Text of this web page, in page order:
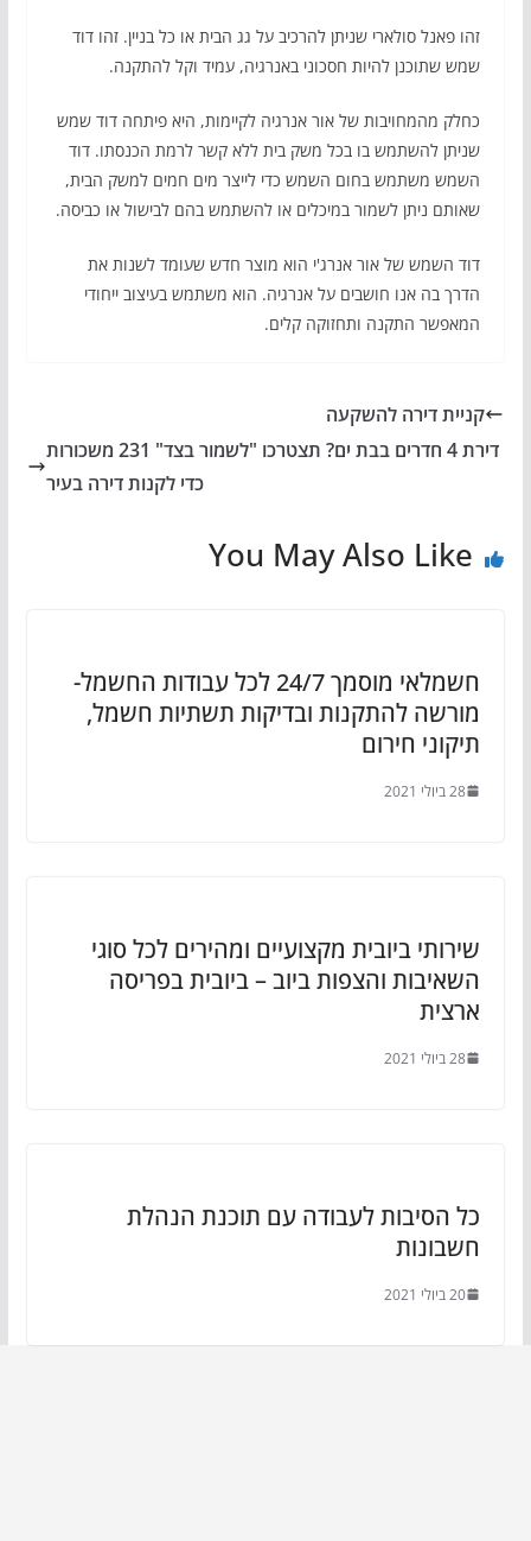
זהו פאנל סולארי שניתן להרכיב על גג הבית או כל בניין. זהו דוד
שמש שתוכנן להיות חסכוני באנרגיה, עמיד וקל להתקנה.
כחלק מהמחויבות של אור אנרגיה לקיימות, היא פיתחה דוד שמש
שניתן להשתמש בו בכל משק בית ללא קשר לרמת הכנסתו. דוד
השמש משתמש בחום השמש כדי לייצר מים חמים למשק הבית,
שאותם ניתן לשמור במיכלים או להשתמש בהם לבישול או כביסה.
דוד השמש של אור אנרג'י הוא מוצר חדש שעומד לשנות את
הדרך בה אנו חושבים על אנרגיה. הוא משתמש בעיצוב ייחודי
המאפשר התקנה ותחזוקה קלים.
קניית דירה להשקעה
דירת 4 חדרים בבת ים? תצטרכו "לשמור בצד" 231 משכורות
כדי לקנות דירה בעיר
You May Also Like
חשמלאי מוסמך 24/7 לכל עבודות החשמל-
מורשה להתקנות ובדיקות תשתיות חשמל,
תיקוני חירום
28 ביולי 2021
שירותי ביובית מקצועיים ומהירים לכל סוגי
השאיבות והצפות ביוב – ביובית בפריסה
ארצית
28 ביולי 2021
כל הסיבות לעבודה עם תוכנת הנהלת
חשבונות
20 ביולי 2021